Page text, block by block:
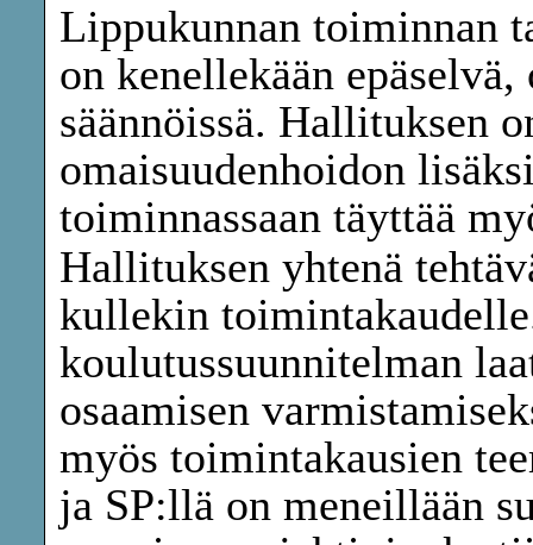
Lippukunnan toiminnan
on kenellekään
säännöissä. Hallituksen
omaisuudenhoidon
toiminnassaan täyttää
Hallituksen yhtenä
kullekin
koulutussuunnitelman
osaamisen
myös toimintakausien
ja SP:llä on meneillään